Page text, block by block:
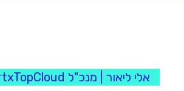
אלי ליאור | מנכ"ל SmartxTopCloud